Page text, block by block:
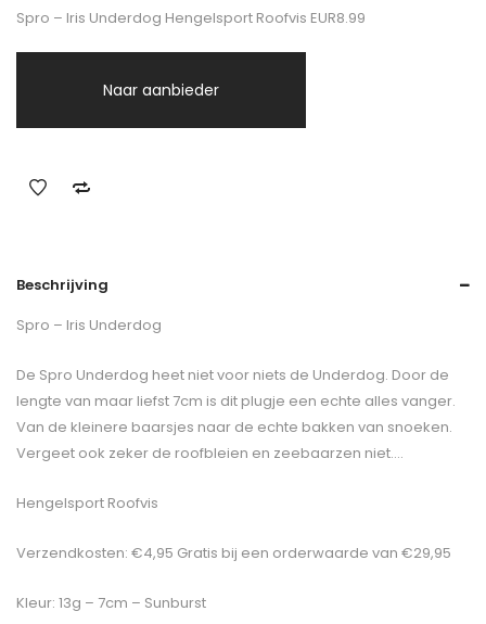
Spro – Iris Underdog Hengelsport Roofvis EUR8.99
Naar aanbieder
Beschrijving
Spro – Iris Underdog
De Spro Underdog heet niet voor niets de Underdog. Door de
lengte van maar liefst 7cm is dit plugje een echte alles vanger.
Van de kleinere baarsjes naar de echte bakken van snoeken.
Vergeet ook zeker de roofbleien en zeebaarzen niet….
Hengelsport Roofvis
Verzendkosten: €4,95 Gratis bij een orderwaarde van €29,95
Kleur: 13g – 7cm – Sunburst